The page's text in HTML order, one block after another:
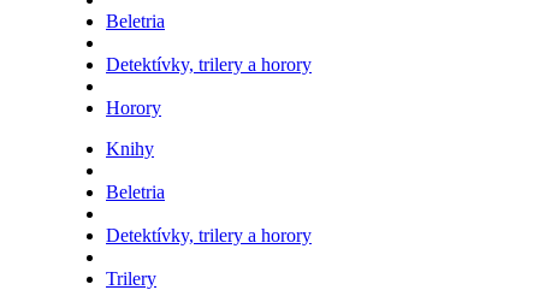
Beletria
Detektívky, trilery a horory
Horory
Knihy
Beletria
Detektívky, trilery a horory
Trilery